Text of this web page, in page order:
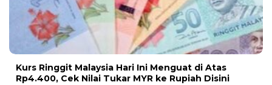
Kurs Ringgit Malaysia Hari Ini Menguat di Atas
Rp4.400, Cek Nilai Tukar MYR ke Rupiah Disini